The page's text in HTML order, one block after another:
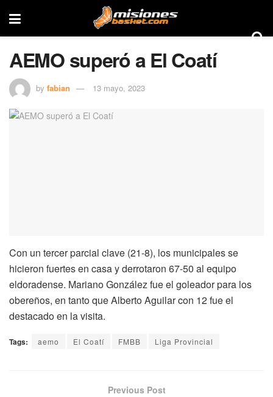
AEMO superó a El Coatí
by fabian 13 mayo, 2023
Con un tercer parcial clave (21-8), los municipales se
hicieron fuertes en casa y derrotaron 67-50 al equipo
eldoradense. Mariano González fue el goleador para los
obereños, en tanto que Alberto Aguilar con 12 fue el
destacado en la visita.
Tags: aemo El Coatí FMBB Liga Provincial
Previous Post